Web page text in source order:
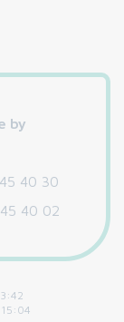
by
40 30
40 02